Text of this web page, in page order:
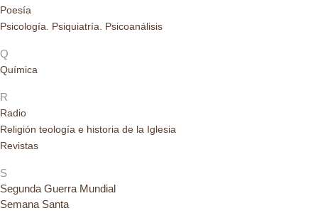
Poesía
Psicología. Psiquiatría. Psicoanálisis
Q
Química
R
Radio
Religión teología e historia de la Iglesia
Revistas
S
Segunda Guerra Mundial
Semana Santa